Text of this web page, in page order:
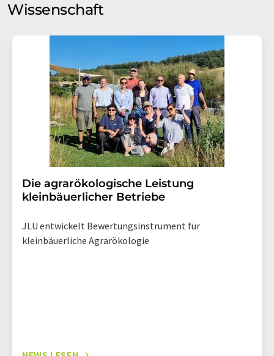
Wissenschaft
Die agrarökologische Leistung
kleinbäuerlicher Betriebe
JLU entwickelt Bewertungsinstrument für
kleinbäuerliche Agrarökologie